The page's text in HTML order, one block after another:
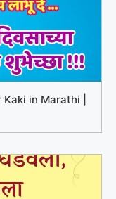
in Marathi |